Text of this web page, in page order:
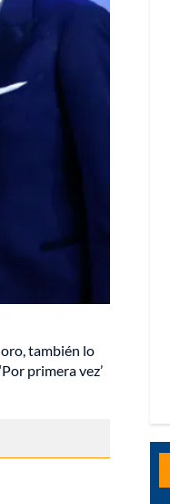
también lo
primera vez’